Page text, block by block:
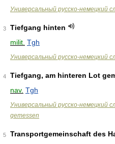
Универсальный русско-немецкий
3
Tiefgang hinten
milit. Tgh
Универсальный русско-немецкий
4
Tiefgang, am hinteren Lot
nav. Tgh
Универсальный русско-немецкий
gemessen
5
Transportgemeinschaft des